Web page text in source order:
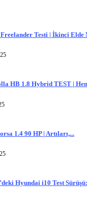
Testi | İkinci Elde
HB 1.8 Hybrid TEST |
1.4 90 HP | Artıları,...
Hyundai i10 Test